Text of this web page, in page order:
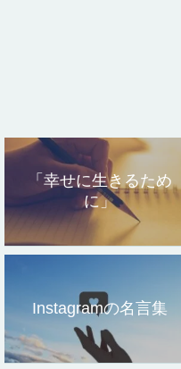
「幸せに生きるため
に」
Instagramの名言集